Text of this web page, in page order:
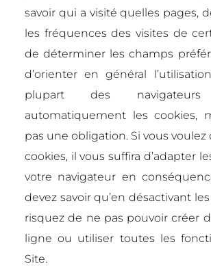
savoir qui a visité quelles pages,
les fréquences des visites de
de déterminer les champs
d’orienter en général
plupart des navigateurs
automatiquement les cookies,
pas une obligation. Si vous voulez
cookies, il vous suffira d’adapter
votre navigateur en
devez savoir qu’en désactivant
risquez de ne pas pouvoir créer
ligne ou utiliser toutes les
Site.